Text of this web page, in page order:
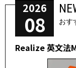
2026
08 おす
Realize 英文法